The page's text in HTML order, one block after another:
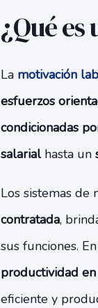
¿Qué
La motivación
esfuerzos
condicionadas
salarial hasta un
Los sistemas de
contratada,
sus funciones.
productividad
eficiente y